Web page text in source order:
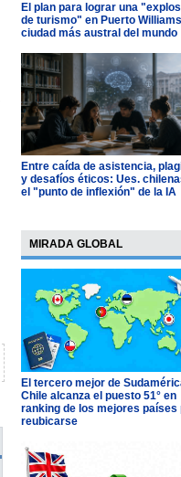
El plan para lograr una
de turismo" en Puerto
ciudad más austral del mundo
Entre caída de asistencia,
y desafíos éticos: Ues.
el "punto de inflexión" de la IA
MIRADA GLOBAL
El tercero mejor de
Chile alcanza el puesto 51° en
ranking de los mejores países
reubicarse